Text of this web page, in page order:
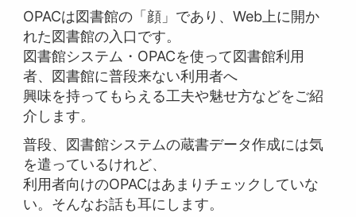
OPACは図書館の「顔」であり、Web上に開か
れた図書館の入口です。
図書館システム・OPACを使って図書館利用
者、図書館に普段来ない利用者へ
興味を持ってもらえる工夫や魅せ方などをご紹
介します。
普段、図書館システムの蔵書データ作成には気
を遣っているけれど、
利用者向けのOPACはあまりチェックしていな
い。そんなお話も耳にします。